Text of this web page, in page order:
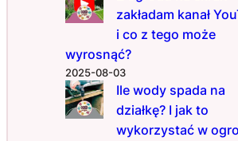
zakładam kanał
i co z tego może
wyrosnąć?
2025-08-03
Ile wody spada na
działkę? I jak to
wykorzystać w